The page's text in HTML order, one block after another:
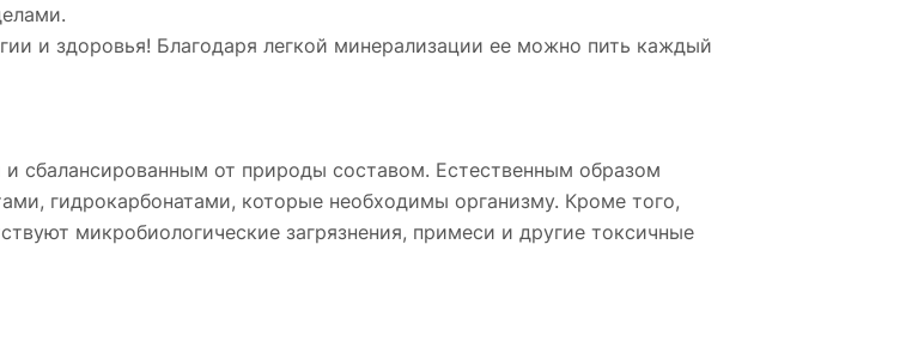
и здоровья! Благодаря легкой минерализации ее можно пить каждый
сбалансированным от природы составом. Естественным образом
гидрокарбонатами, которые необходимы организму. Кроме того,
микробиологические загрязнения, примеси и другие токсичные